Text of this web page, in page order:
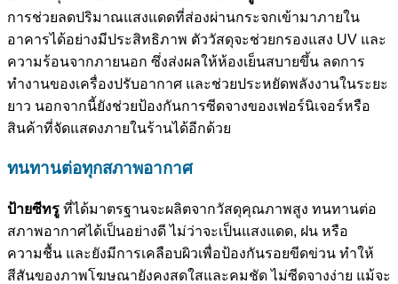
การช่วยลดปริมาณแสงแดดที่ส่องผ่านกระจกเข้ามาภายใน
อาคารได้อย่างมีประสิทธิภาพ ตัววัสดุจะช่วยกรองแสง UV และ
ความร้อนจากภายนอก ซึ่งส่งผลให้ห้องเย็นสบายขึ้น ลดการ
ทำงานของเครื่องปรับอากาศ และช่วยประหยัดพลังงานในระยะ
ยาว นอกจากนี้ยังช่วยป้องกันการซีดจางของเฟอร์นิเจอร์หรือ
สินค้าที่จัดแสดงภายในร้านได้อีกด้วย
ทนทานต่อทุกสภาพอากาศ
ป้ายซีทรู ที่ได้มาตรฐานจะผลิตจากวัสดุคุณภาพสูง ทนทานต่อ
สภาพอากาศได้เป็นอย่างดี ไม่ว่าจะเป็นแสงแดด, ฝน หรือ
ความชื้น และยังมีการเคลือบผิวเพื่อป้องกันรอยขีดข่วน ทำให้
สีสันของภาพโฆษณายังคงสดใสและคมชัด ไม่ซีดจางง่าย แม้จะ